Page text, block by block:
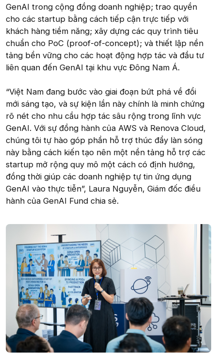
GenAI trong cộng đồng doanh nghiệp; trao quyền
cho các startup bằng cách tiếp cận trực tiếp với
khách hàng tiềm năng; xây dựng các quy trình tiêu
chuẩn cho PoC (proof-of-concept); và thiết lập nền
tảng bền vững cho các hoạt động hợp tác và đầu tư
liên quan đến GenAI tại khu vực Đông Nam Á.
“Việt Nam đang bước vào giai đoạn bứt phá về đổi
mới sáng tạo, và sự kiện lần này chính là minh chứng
rõ nét cho nhu cầu hợp tác sâu rộng trong lĩnh vực
GenAI. Với sự đồng hành của AWS và Renova Cloud,
chúng tôi tự hào góp phần hỗ trợ thúc đẩy làn sóng
này bằng cách kiến tạo nên một nền tảng hỗ trợ các
startup mở rộng quy mô một cách có định hướng,
đồng thời giúp các doanh nghiệp tự tin ứng dụng
GenAI vào thực tiễn”, Laura Nguyễn, Giám đốc điều
hành của GenAI Fund chia sẻ.